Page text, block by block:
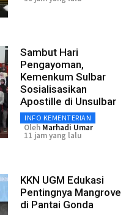
Sambut Hari
Pengayoman,
Kemenkum Sulbar
Sosialisasikan
Apostille di Unsulbar
INFO KEMENTERIAN
Oleh Marhadi Umar
11 jam yang lalu
KKN UGM Edukasi
Pentingnya Mangrove
di Pantai Gonda